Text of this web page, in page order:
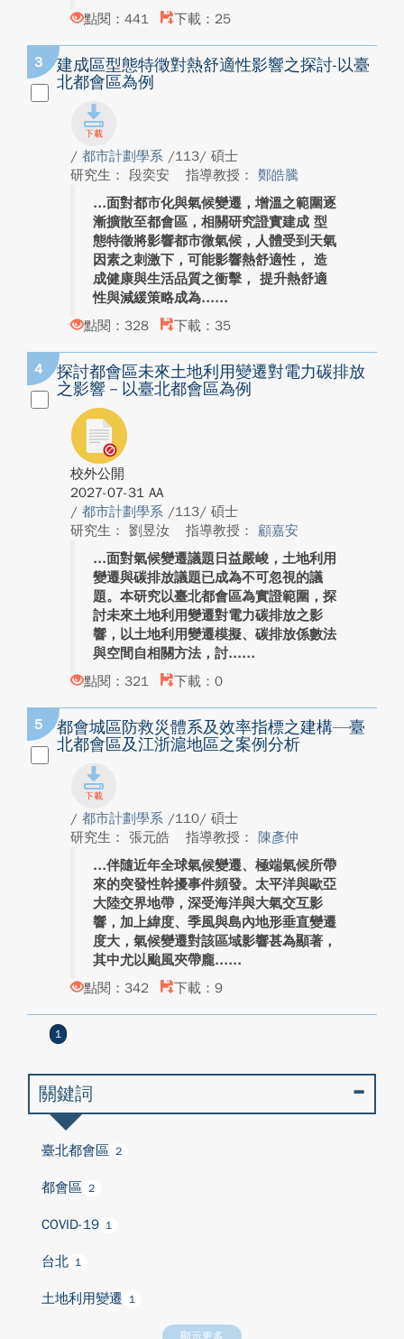
點閱：441
下載：25
3
建成區型態特徵對熱舒適性影響之探討-以臺
北都會區為例
/ 都市計劃學系 /113/ 碩士
研究生： 段奕安
指導教授： 鄭皓騰
面對都市化與氣候變遷，增溫之範圍逐
漸擴散至都會區，相關研究證實建成 型
態特徵將影響都市微氣候，人體受到天氣
因素之刺激下，可能影響熱舒適性， 造
成健康與生活品質之衝擊， 提升熱舒適
性與減緩策略成為...
點閱：328
下載：35
4
探討都會區未來土地利用變遷對電力碳排放
之影響－以臺北都會區為例
校外公開
2027-07-31 AA
/ 都市計劃學系 /113/ 碩士
研究生： 劉昱汝
指導教授： 顧嘉安
面對氣候變遷議題日益嚴峻，土地利用
變遷與碳排放議題已成為不可忽視的議
題。本研究以臺北都會區為實證範圍，探
討未來土地利用變遷對電力碳排放之影
響，以土地利用變遷模擬、碳排放係數法
與空間自相關方法，討...
點閱：321
下載：0
5
都會城區防救災體系及效率指標之建構—臺
北都會區及江浙滬地區之案例分析
/ 都市計劃學系 /110/ 碩士
研究生： 張元皓
指導教授： 陳彥仲
伴隨近年全球氣候變遷、極端氣候所帶
來的突發性幹擾事件頻發。太平洋與歐亞
大陸交界地帶，深受海洋與大氣交互影
響，加上緯度、季風與島內地形垂直變遷
度大，氣候變遷對該區域影響甚為顯著，
其中尤以颱風夾帶龐...
點閱：342
下載：9
1
關鍵詞
臺北都會區 2
都會區 2
COVID-19 1
台北 1
土地利用變遷 1